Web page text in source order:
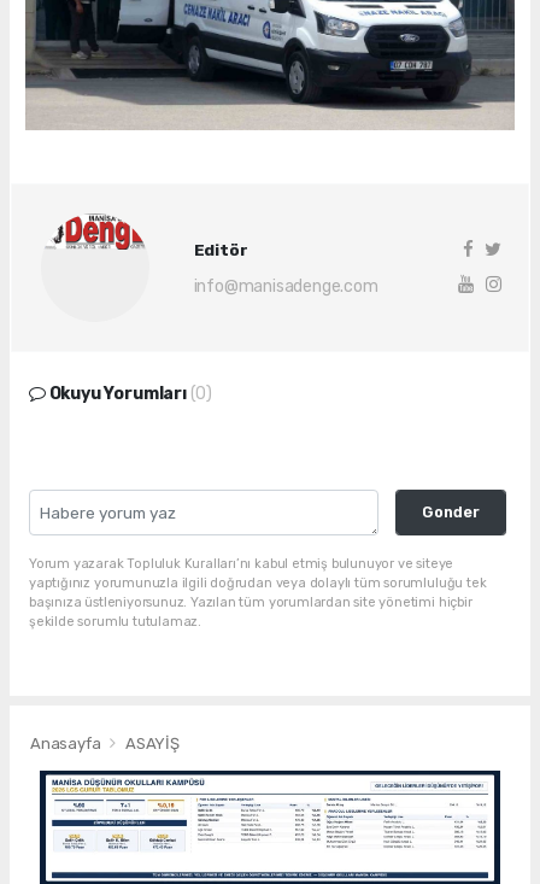
Editör
info@manisadenge.com
Okuyu Yorumları (0)
Gonder
Yorum yazarak Topluluk Kuralları’nı kabul etmiş bulunuyor ve siteye
yaptığınız yorumunuzla ilgili doğrudan veya dolaylı tüm sorumluluğu tek
başınıza üstleniyorsunuz. Yazılan tüm yorumlardan site yönetimi hiçbir
şekilde sorumlu tutulamaz.
Anasayfa ASAYİŞ